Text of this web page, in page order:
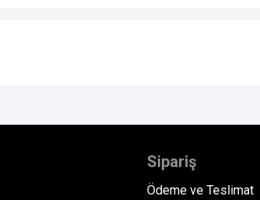
Sipariş
Ödeme ve Teslimat